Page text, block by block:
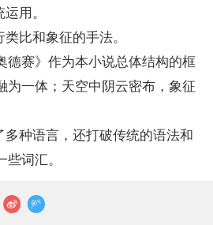
用。
比和象征的手法。
赛》作为本小说总体结构的框
为一体；天空中阴云密布，象征
种语言，还打破传统的语法和
词汇。